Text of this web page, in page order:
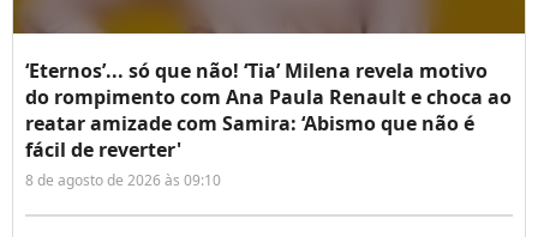
‘Eternos’... só que não! ‘Tia’ Milena revela motivo
do rompimento com Ana Paula Renault e choca ao
reatar amizade com Samira: ‘Abismo que não é
fácil de reverter'
8 de agosto de 2026 às 09:10